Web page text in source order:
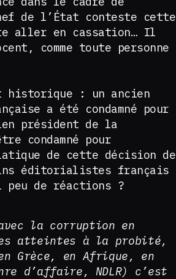
de l’État conteste cette
aller en cassation… Il
comme toute personne
historique : un ancien
a été condamné pour
président de la
condamné pour
de cette décision de
éditorialistes français
peu de réactions ?
la corruption en
atteintes à la probité,
Grèce, en Afrique, en
d’affaire, NDLR) c’est